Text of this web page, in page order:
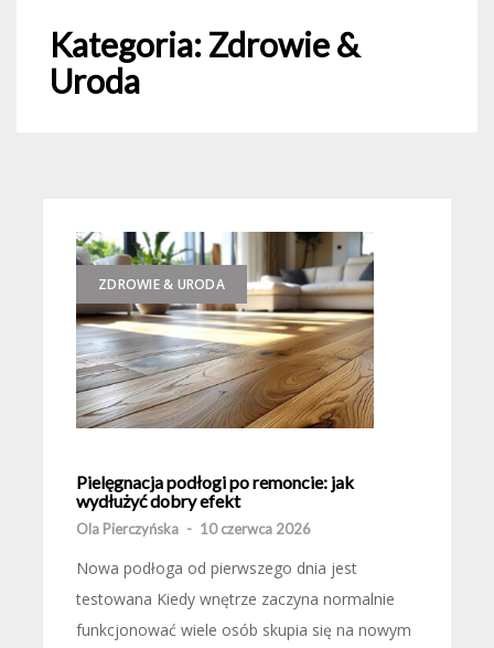
Kategoria:Zdrowie &
Uroda
ZDROWIE & URODA
Pielęgnacja podłogi po remoncie: jak
wydłużyć dobry efekt
Ola Pierczyńska - 10 czerwca 2026
Nowa podłoga od pierwszego dnia jest
testowana Kiedy wnętrze zaczyna normalnie
funkcjonować wiele osób skupia się na nowym